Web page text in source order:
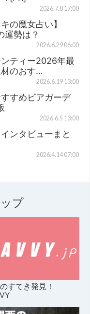
2026.7.8 17:00
の魔女占い】
運勢は？
2026.6.29 06:00
ティー2026年最
のおす…
2026.6.19 13:00
すめビアガーデ
2026.6.5 13:00
ンタビューまと
2026.4.14 07:00
プ
すてき発見！